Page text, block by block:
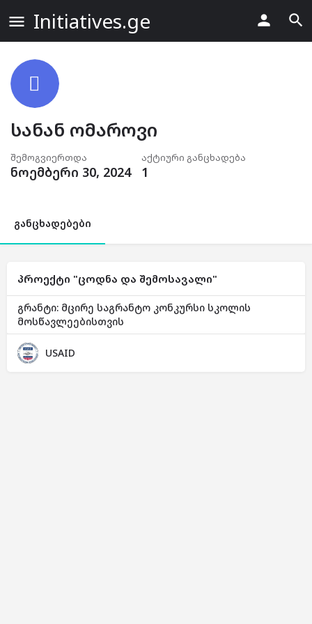
Initiatives.ge
სანან ომაროვი
შემოგვიერთდა
ნოემბერი 30, 2024
აქტიური განცხადება
1
განცხადებები
პროექტი "ცოდნა და შემოსავალი"
გრანტი: მცირე საგრანტო კონკურსი სკოლის
მოსწავლეებისთვის
USAID